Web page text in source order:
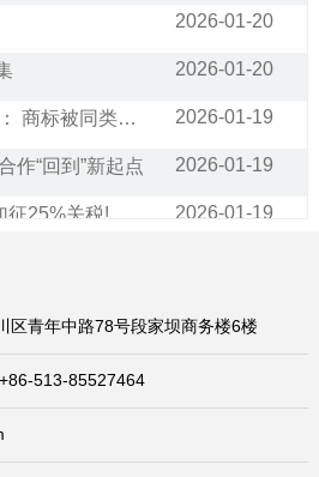
2026-01-20
2026-01-20
2026-01-19
作“回到”新起点 2026-01-19
征25%关税! 2026-01-19
商标产权案件应对问答：如何应对海外市场的商标抢注？有哪些救济措施？ 2026-01-16
区青年中路78号段家坝商务楼6楼
513-85527464